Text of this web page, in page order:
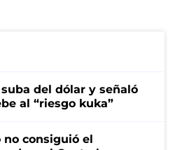
del dólar y señaló
al “riesgo kuka”
consiguió el